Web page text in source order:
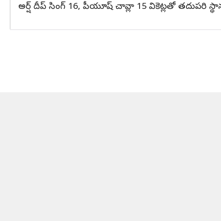
అర్ష్ దీప్ సింగ్ 16, పీయూష్ చావ్లా 15 వికెట్లతో తదుపరి